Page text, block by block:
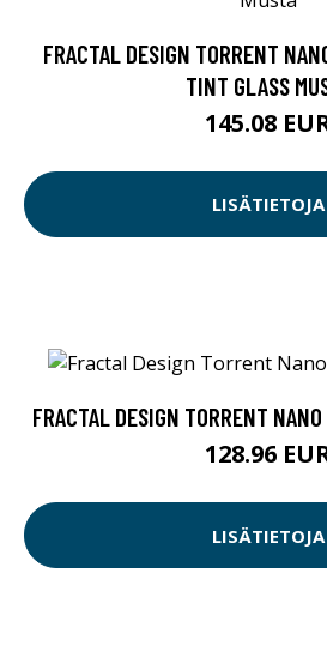
FRACTAL DESIGN TORRENT
TINT GLASS
145.08
LISÄTIETOJA
FRACTAL DESIGN TORRENT
128.96
LISÄTIETOJA